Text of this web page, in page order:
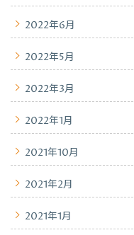
2022年6月
2022年5月
2022年3月
2022年1月
2021年10月
2021年2月
2021年1月